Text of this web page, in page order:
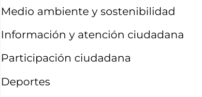
Medio ambiente y sostenibilidad
Información y atención ciudadana
Participación ciudadana
Deportes